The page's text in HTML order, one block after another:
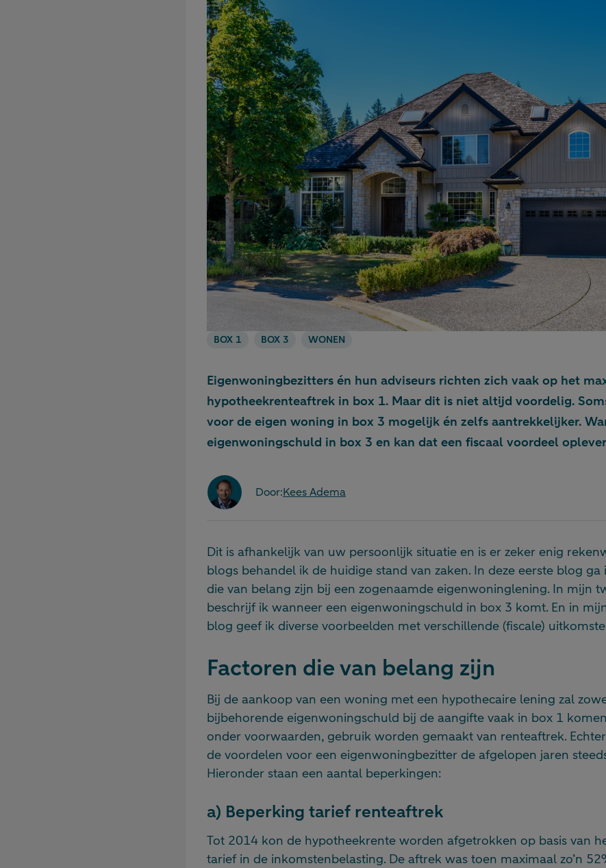
BOX 1 BOX 3 WONEN
Eigenwoningbezitters én hun adviseurs richten zich vaak op het
hypotheekrenteaftrek in box 1. Maar dit is niet altijd voordelig.
voor de eigen woning in box 3 mogelijk én zelfs aantrekkelijker.
eigenwoningschuld in box 3 en kan dat een fiscaal voordeel
Door:Kees Adema
Dit is afhankelijk van uw persoonlijk situatie en is er zeker enig
blogs behandel ik de huidige stand van zaken. In deze eerste blog
die van belang zijn bij een zogenaamde eigenwoninglening. In mijn
beschrijf ik wanneer een eigenwoningschuld in box 3 komt. En in
blog geef ik diverse voorbeelden met verschillende (fiscale)
Factoren die van belang zijn
Bij de aankoop van een woning met een hypothecaire lening zal
bijbehorende eigenwoningschuld bij de aangifte vaak in box 1
onder voorwaarden, gebruik worden gemaakt van renteaftrek.
de voordelen voor een eigenwoningbezitter de afgelopen jaren
Hieronder staan een aantal beperkingen:
a) Beperking tarief renteaftrek
Tot 2014 kon de hypotheekrente worden afgetrokken op basis van
tarief in de inkomstenbelasting. De aftrek was toen maximaal zo’n